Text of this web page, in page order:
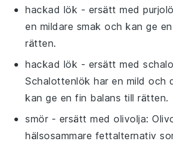
hackad lök - ersätt med
en mildare smak och kan ge
rätten.
hackad lök - ersätt med
Schalottenlök har en mild och
kan ge en fin balans till rätten.
smör - ersätt medolivolja:
hälsosammare fettalternativ